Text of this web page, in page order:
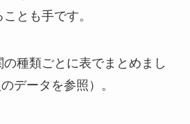
とも手です。
種類ごとに表でまとめまし
データを参照）。